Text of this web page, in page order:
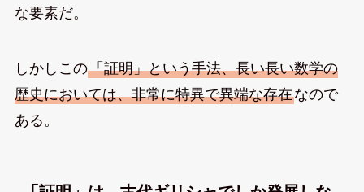
な要素だ。
しかしこの「証明」という手法、長い長い数学の
歴史においては、非常に特異で異端な存在なので
ある。